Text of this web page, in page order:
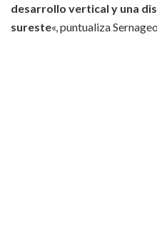
desarrollo vertical y una
sureste«, puntualiza